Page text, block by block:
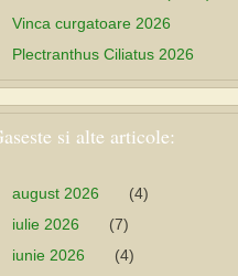
Vinca curgatoare 2026
Plectranthus Ciliatus 2026
si alte articole:
august 2026
(4)
iulie 2026
(7)
iunie 2026
(4)